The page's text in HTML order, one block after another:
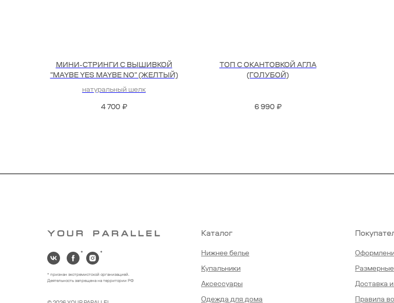
МИНИ-СТРИНГИ С ВЫШИВКОЙ
"MAYBE YES MAYBE NO" (ЖЕЛТЫЙ)
натуральный шелк
4 700 ₽
ТОП С ОКАНТОВКОЙ АГЛА
(ГОЛУБОЙ)
6 990 ₽
Каталог
Нижнее белье
Купальники
Аксессуары
Одежда для дома
Доставка
Правила
* признан экстремистской организацией.
Деятельность запрещена на территории РФ
* *